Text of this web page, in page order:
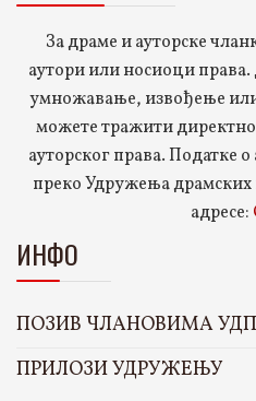
За драме и ауторске
аутори или носиоци
умножавање, извођење
можете тражити
ауторског права. Податке
преко Удружења драмских
адресе:
ИНФО
ПОЗИВ ЧЛАНОВИМА
ПРИЛОЗИ УДРУЖЕЊУ